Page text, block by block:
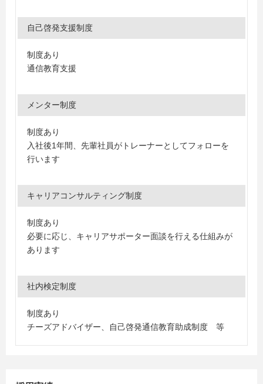
自己啓発支援制度
制度あり
通信教育支援
メンター制度
制度あり
入社後1年間、先輩社員がトレーナーとしてフォローを
行います
キャリアコンサルティング制度
制度あり
必要に応じ、キャリアサポーター面談を行える仕組みが
あります
社内検定制度
制度あり
チーズアドバイザー、自己啓発通信教育助成制度 等